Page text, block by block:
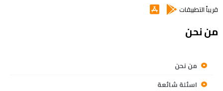
قريباً التطبيقات
من نحن
من نحن
اسئلة شائعة